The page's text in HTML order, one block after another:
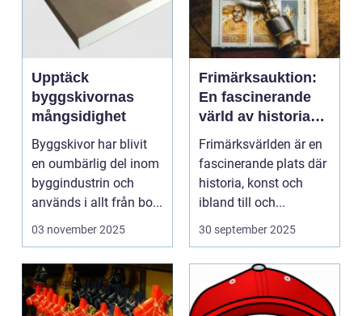
Upptäck
byggskivornas
mångsidighet
Byggskivor har blivit
en oumbärlig del inom
byggindustrin och
används i allt från bo...
03 november 2025
Frimärksauktion:
En fascinerande
värld av historia
och samlande
Frimärksvärlden är en
fascinerande plats där
historia, konst och
ibland till och...
30 september 2025